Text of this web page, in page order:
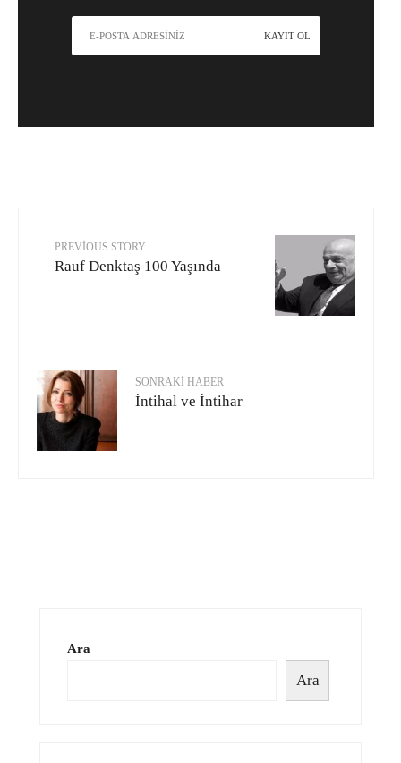
PREVIOUS STORY
Rauf Denktaş 100 Yaşında
SONRAKI HABER
İntihal ve İntihar
Ara
Ara